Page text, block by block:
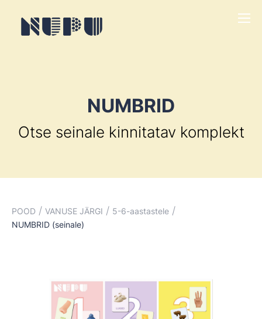
NUMBRID
Otse seinale kinnitatav komplekt
POOD / VANUSE JÄRGI / 5-6-aastastele /
NUMBRID (seinale)